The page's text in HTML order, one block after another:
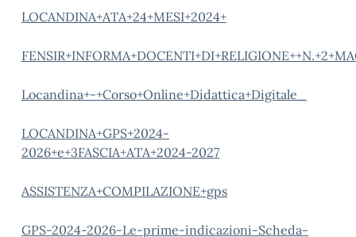
LOCANDINA+ATA+24+MESI+2024+
Locandina+-+Corso+Online+Didattica+Digitale_
LOCANDINA+GPS+2024-
2026+e+3FASCIA+ATA+2024-2027
ASSISTENZA+COMPILAZIONE+gps
GPS-2024-2026-Le-prime-indicazioni-Scheda-